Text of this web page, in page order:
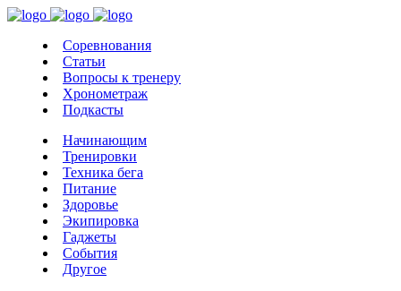
Соревнования
Статьи
Вопросы к тренеру
Хронометраж
Подкасты
Начинающим
Тренировки
Техника бега
Питание
Здоровье
Экипировка
Гаджеты
События
Другое